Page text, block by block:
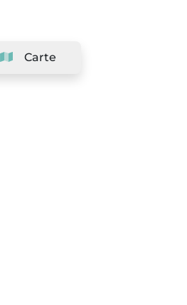
Carte